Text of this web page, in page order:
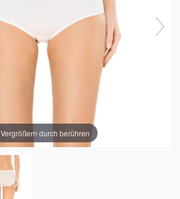
Vergrößern durch berühren